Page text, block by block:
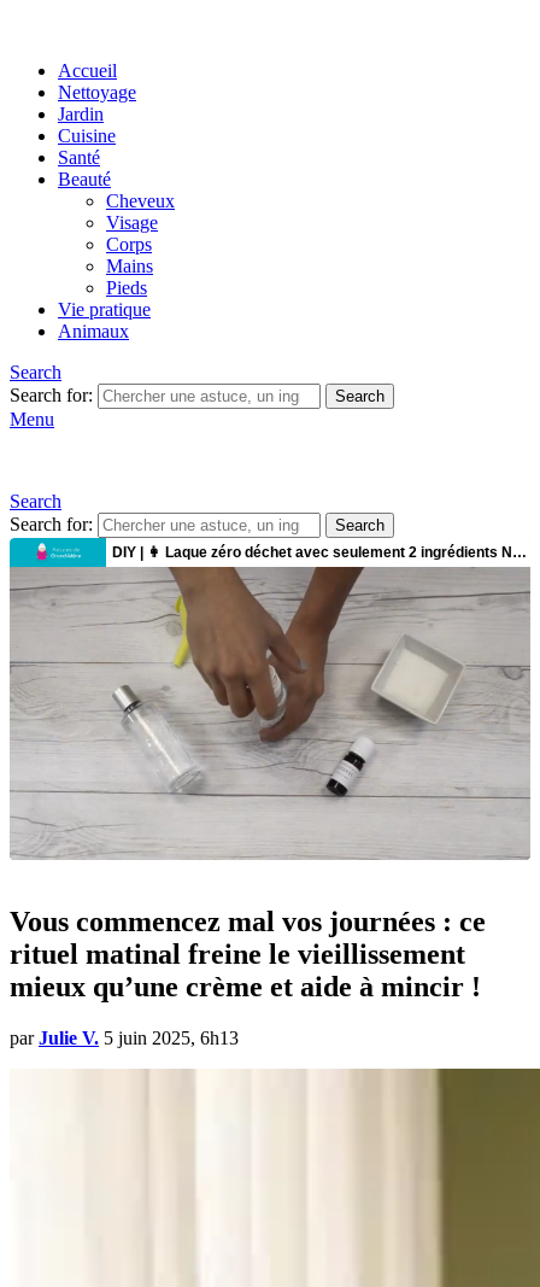
Accueil
Nettoyage
Jardin
Cuisine
Santé
Beauté
Cheveux
Visage
Corps
Mains
Pieds
Vie pratique
Animaux
Search
Search for:
Search
Menu
Search
Search for:
Search
Vous commencez mal vos journées : ce
rituel matinal freine le vieillissement
mieux qu’une crème et aide à mincir !
par Julie V. 5 juin 2025, 6h13